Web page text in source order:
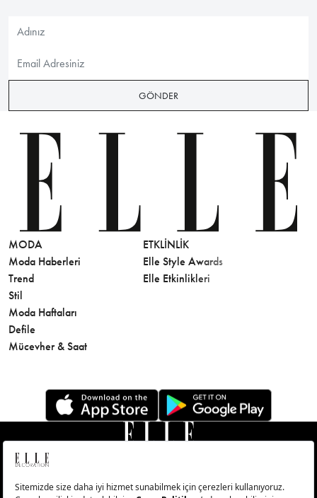
GÖNDER
MODA
Moda Haberleri
Trend
Stil
Moda Haftaları
Defile
Mücevher & Saat
ETKLINLIK
Elle Style Awards
Elle Etkinlikleri